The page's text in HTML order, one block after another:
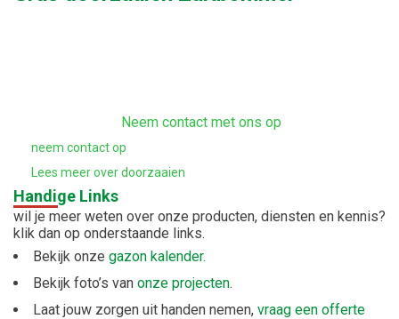
Neem contact met ons op
neem contact op
Lees meer over doorzaaien
Handige Links
wil je meer weten over onze producten, diensten en kennis?
klik dan op onderstaande links.
Bekijk onze gazon kalender.
Bekijk foto’s van onze projecten.
Laat jouw zorgen uit handen nemen, vraag een offerte